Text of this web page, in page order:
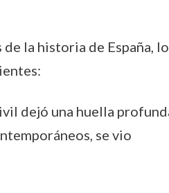
la historia de España,
dejó una huella
se vio